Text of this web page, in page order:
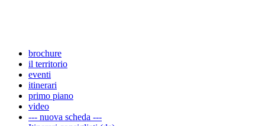
brochure
il territorio
eventi
itinerari
primo piano
video
--- nuova scheda ---